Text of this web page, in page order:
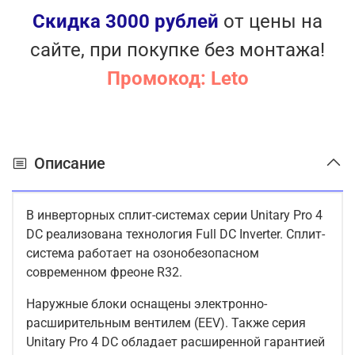
Скидка 3000 рублей от цены на
сайте, при покупке без монтажа!
Промокод: Leto
Описание
В инверторных сплит-системах серии Unitary Pro 4
DC реализована технология Full DC Inverter. Сплит-
система работает на озонобезопасном
современном фреоне R32.
Наружные блоки оснащены электронно-
расширительным вентилем (EEV). Также серия
Unitary Pro 4 DC обладает расширенной гарантией